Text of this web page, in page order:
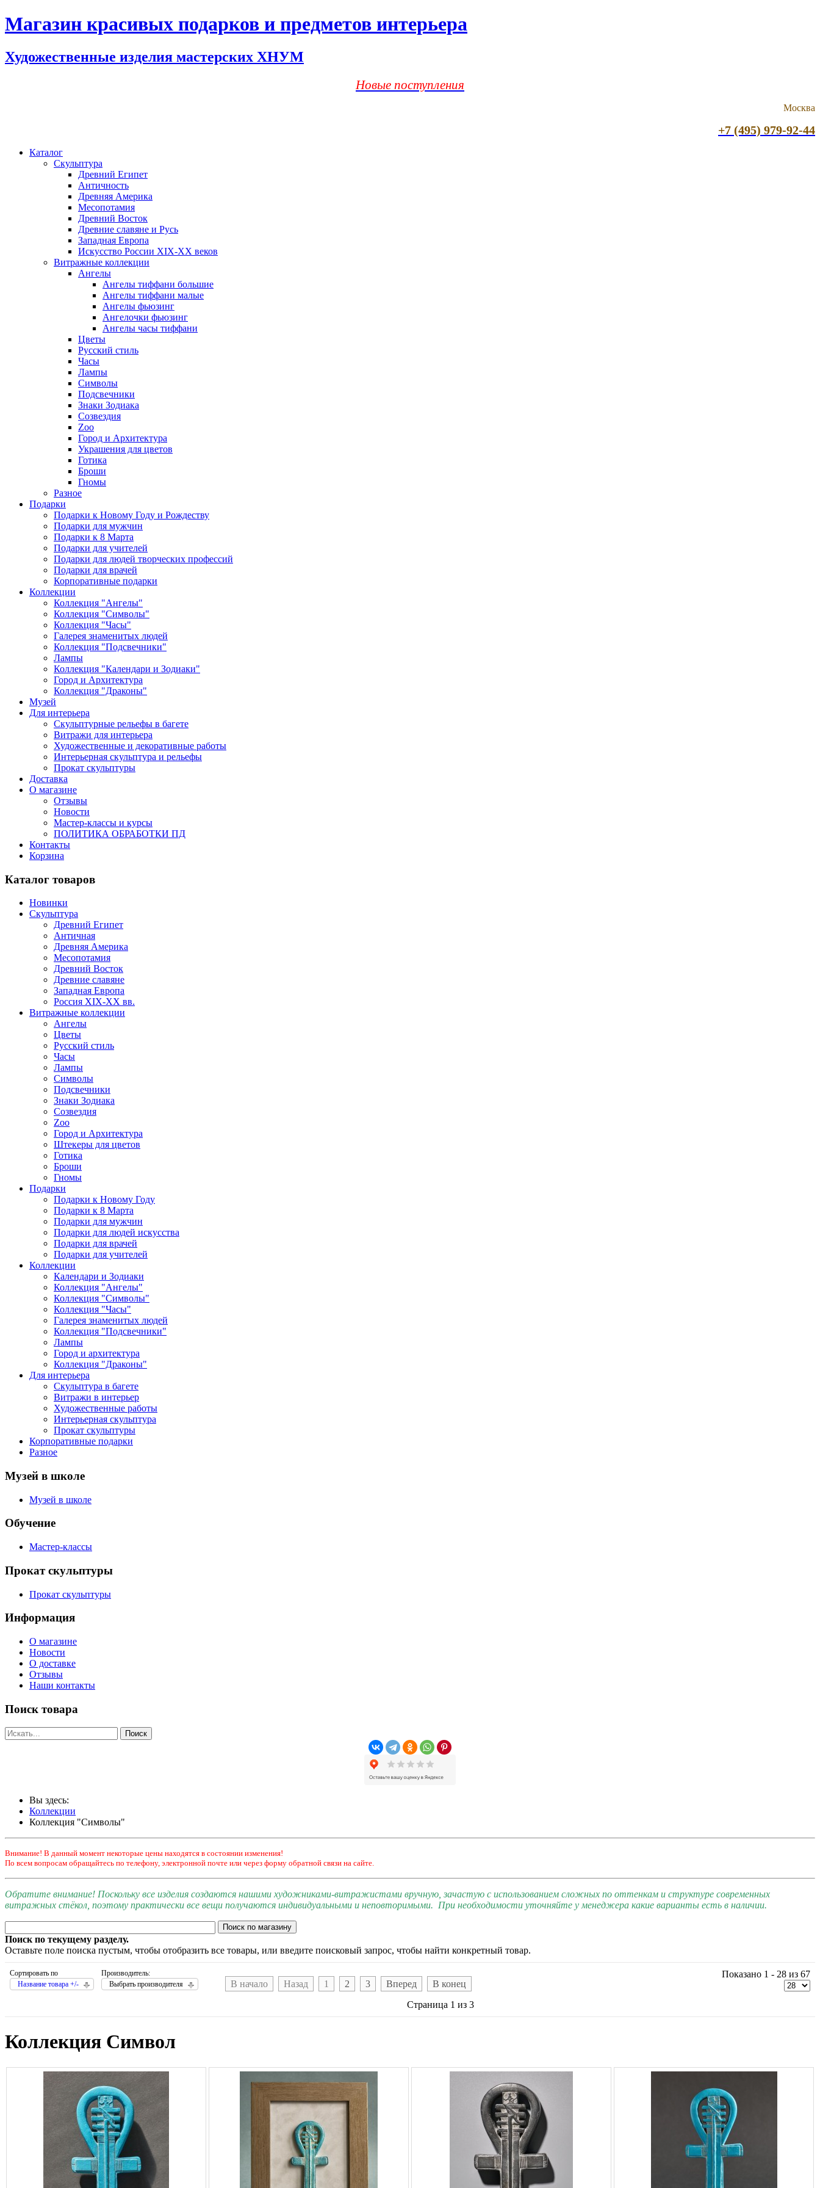
Магазин красивых подарков и предметов интерьера
Художественные изделия мастерских ХНУМ
Новые поступления
Москва
+7 (495) 979-92-44
Каталог
Скульптура
Древний Египет
Античность
Древняя Америка
Месопотамия
Древний Восток
Древние славяне и Русь
Западная Европа
Искусство России XIX-XX веков
Витражные коллекции
Ангелы
Ангелы тиффани большие
Ангелы тиффани малые
Ангелы фьюзинг
Ангелочки фьюзинг
Ангелы часы тиффани
Цветы
Русский стиль
Часы
Лампы
Символы
Подсвечники
Знаки Зодиака
Созвездия
Zoo
Город и Архитектура
Украшения для цветов
Готика
Броши
Гномы
Разное
Подарки
Подарки к Новому Году и Рождеству
Подарки для мужчин
Подарки к 8 Марта
Подарки для учителей
Подарки для людей творческих профессий
Подарки для врачей
Корпоративные подарки
Коллекции
Коллекция "Ангелы"
Коллекция "Символы"
Коллекция "Часы"
Галерея знаменитых людей
Коллекция "Подсвечники"
Лампы
Коллекция "Календари и Зодиаки"
Город и Архитектура
Коллекция "Драконы"
Музей
Для интерьера
Скульптурные рельефы в багете
Витражи для интерьера
Художественные и декоративные работы
Интерьерная скульптура и рельефы
Прокат скульптуры
Доставка
О магазине
Отзывы
Новости
Мастер-классы и курсы
ПОЛИТИКА ОБРАБОТКИ ПД
Контакты
Корзина
Каталог товаров
Новинки
Скульптура
Древний Египет
Античная
Древняя Америка
Месопотамия
Древний Восток
Древние славяне
Западная Европа
Россия XIX-XX вв.
Витражные коллекции
Ангелы
Цветы
Русский стиль
Часы
Лампы
Символы
Подсвечники
Знаки Зодиака
Созвездия
Zoo
Город и Архитектура
Штекеры для цветов
Готика
Броши
Гномы
Подарки
Подарки к Новому Году
Подарки к 8 Марта
Подарки для мужчин
Подарки для людей искусства
Подарки для врачей
Подарки для учителей
Коллекции
Календари и Зодиаки
Коллекция "Ангелы"
Коллекция "Символы"
Коллекция "Часы"
Галерея знаменитых людей
Коллекция "Подсвечники"
Лампы
Город и архитектура
Коллекция "Драконы"
Для интерьера
Скульптура в багете
Витражи в интерьер
Художественные работы
Интерьерная скульптура
Прокат скульптуры
Корпоративные подарки
Разное
Музей в школе
Музей в школе
Обучение
Мастер-классы
Прокат скульптуры
Прокат скульптуры
Информация
О магазине
Новости
О доставке
Отзывы
Наши контакты
Поиск товара
Вы здесь:
Коллекции
Коллекция "Символы"
Внимание! В данный момент некоторые цены находятся в состоянии изменения!
По всем вопросам обращайтесь по телефону, электронной почте или через форму обратной связи на сайте.
Обратите внимание! Поскольку все изделия создаются нашими художниками-витражистами вручную, зачастую с использованием сложных по оттенкам и структуре современных
витражных стёкол, поэтому практически все вещи получаются индивидуальными и неповторимыми. При необходимости уточняйте у менеджера какие варианты есть в наличии.
Поиск по текущему разделу.
Оставьте поле поиска пустым, чтобы отобразить все товары, или введите поисковый запрос, чтобы найти конкретный товар.
Сортировать по
Название товара +/-
Производитель:
Выбрать производителя
В начало Назад 1 2 3 Вперед
В конец
Страница 1 из 3
Показано 1 - 28 из 67
Коллекция Символ